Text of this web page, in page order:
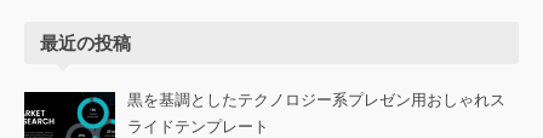
最近の投稿
黒を基調としたテクノロジー系プレゼン用おしゃれス
ライドテンプレート